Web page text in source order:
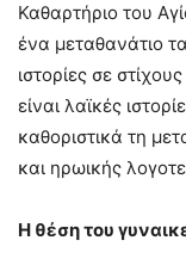
Καθαρτήριο του
ένα μεταθανάτιο
ιστορίες σε
είναι λαϊκές
καθοριστικά τη
και ηρωικής
Η θέση του